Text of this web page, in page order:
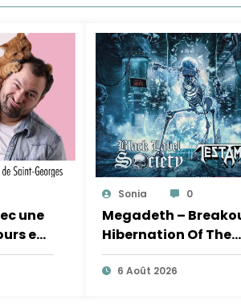
une
en
Sonia 0
Megadeth –
Hibernation Of The
Nations Europe Tour
20276 Août 2026